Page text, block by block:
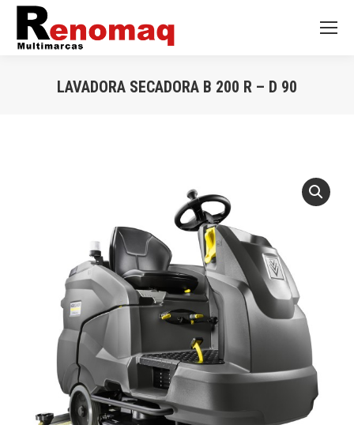
LAVADORA SECADORA B 200 R – D 90